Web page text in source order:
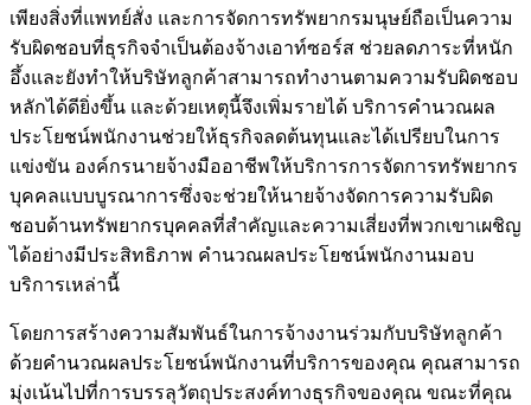
เพียงสิ่งที่แพทย์สั่ง และการจัดการทรัพยากรมนุษย์ถือเป็นความ
รับผิดชอบที่ธุรกิจจำเป็นต้องจ้างเอาท์ซอร์ส ช่วยลดภาระที่หนัก
อึ้งและยังทำให้บริษัทลูกค้าสามารถทำงานตามความรับผิดชอบ
หลักได้ดียิ่งขึ้น และด้วยเหตุนี้จึงเพิ่มรายได้ บริการคำนวณผล
ประโยชน์พนักงานช่วยให้ธุรกิจลดต้นทุนและได้เปรียบในการ
แข่งขัน องค์กรนายจ้างมืออาชีพให้บริการการจัดการทรัพยากร
บุคคลแบบบูรณาการซึ่งจะช่วยให้นายจ้างจัดการความรับผิด
ชอบด้านทรัพยากรบุคคลที่สำคัญและความเสี่ยงที่พวกเขาเผชิญ
ได้อย่างมีประสิทธิภาพ คำนวณผลประโยชน์พนักงานมอบ
บริการเหล่านี้
โดยการสร้างความสัมพันธ์ในการจ้างงานร่วมกับบริษัทลูกค้า
ด้วยคำนวณผลประโยชน์พนักงานที่บริการของคุณ คุณสามารถ
มุ่งเน้นไปที่การบรรลุวัตถุประสงค์ทางธุรกิจของคุณ ขณะที่คุณ